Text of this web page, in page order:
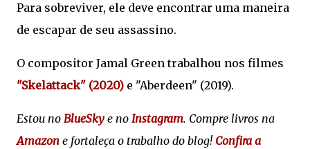
Para sobreviver, ele deve encontrar uma maneira
de escapar de seu assassino.
O compositor Jamal Green trabalhou nos filmes
"Skelattack" (2020) e "Aberdeen" (2019).
Estou no BlueSky e no Instagram. Compre livros na
Amazon e fortaleça o trabalho do blog! Confira a